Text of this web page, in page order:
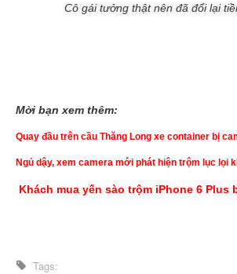
Cô gái tưởng thật nên đã đổi lại
Mời bạn xem thêm:
Quay đầu trên cầu Thăng Long xe container bị
Ngủ dậy, xem camera mới phát hiện trộm lục lọi
Khách mua yến sào trộm iPhone 6 Plus
Tags: